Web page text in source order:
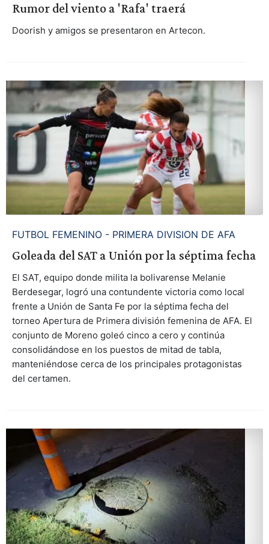
Rumor del viento a 'Rafa' traerá
Doorish y amigos se presentaron en Artecon.
FUTBOL FEMENINO - PRIMERA DIVISION DE AFA
Goleada del SAT a Unión por la séptima fecha
El SAT, equipo donde milita la bolivarense Melanie
Berdesegar, logró una contundente victoria como local
frente a Unión de Santa Fe por la séptima fecha del
torneo Apertura de Primera división femenina de AFA. El
conjunto de Moreno goleó cinco a cero y continúa
consolidándose en los puestos de mitad de tabla,
manteniéndose cerca de los principales protagonistas
del certamen.